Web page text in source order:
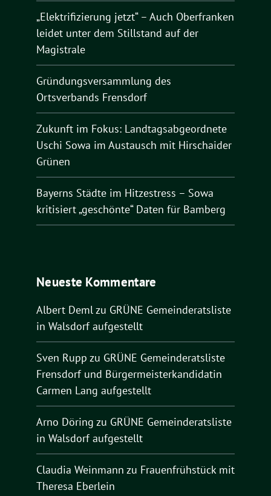
„Elektrifizierung jetzt“ – Auch Oberfranken
leidet unter dem Stillstand auf der
Magistrale
Gründungsversammlung des
Ortsverbands Frensdorf
Zukunft im Fokus: Landtagsabgeordnete
Uschi Sowa im Austausch mit Hirschaider
Grünen
Bayerns Städte im Hitzestress – Sowa
kritisiert „geschönte“ Daten für Bamberg
Neueste Kommentare
Albert Demlzu GRÜNE Gemeinderatsliste
in Walsdorf aufgestellt
Sven Rupp zu GRÜNE Gemeinderatsliste
Frensdorf und Bürgermeisterkandidatin
Carmen Lang aufgestellt
Arno Döring zu GRÜNE Gemeinderatsliste
in Walsdorf aufgestellt
Claudia Weinmann zu Frauenfrühstück mit
Theresa Eberlein